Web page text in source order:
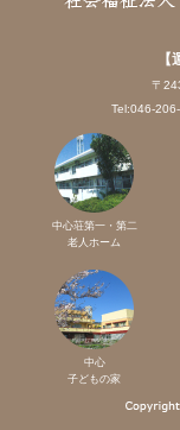
〒
Tel:046-
中心荘第一・第二
老人ホーム
中心
子どもの家